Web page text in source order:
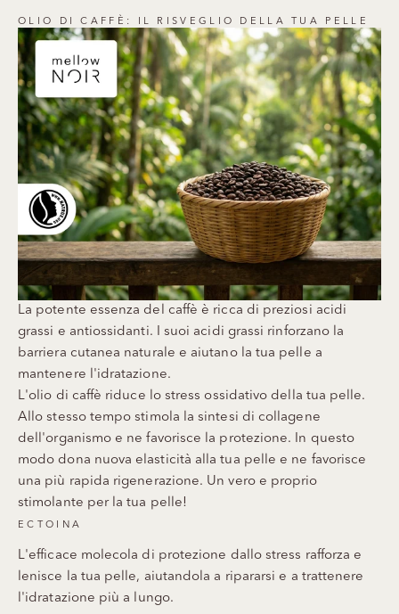
OLIO DI CAFFÈ: IL RISVEGLIO DELLA TUA PELLE
La potente essenza del caffè è ricca di preziosi acidi
grassi e antiossidanti. I suoi acidi grassi rinforzano la
barriera cutanea naturale e aiutano la tua pelle a
mantenere l'idratazione.
L'olio di caffè riduce lo stress ossidativo della tua pelle.
Allo stesso tempo stimola la sintesi di collagene
dell'organismo e ne favorisce la protezione. In questo
modo dona nuova elasticità alla tua pelle e ne favorisce
una più rapida rigenerazione. Un vero e proprio
stimolante per la tua pelle!
ECTOINA
L'efficace molecola di protezione dallo stress rafforza e
lenisce la tua pelle, aiutandola a ripararsi e a trattenere
l'idratazione più a lungo.